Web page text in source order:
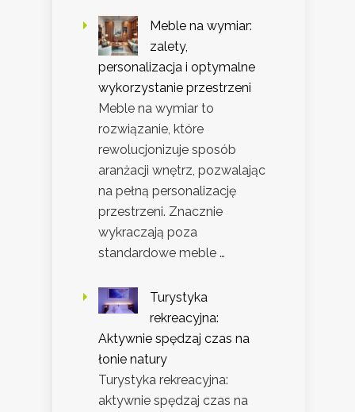
Meble na wymiar:
zalety,
personalizacja i optymalne
wykorzystanie przestrzeni
Meble na wymiar to
rozwiązanie, które
rewolucjonizuje sposób
aranżacji wnętrz, pozwalając
na pełną personalizację
przestrzeni. Znacznie
wykraczają poza
standardowe meble …
Turystyka
rekreacyjna:
Aktywnie spędzaj czas na
łonie natury
Turystyka rekreacyjna:
aktywnie spędzaj czas na